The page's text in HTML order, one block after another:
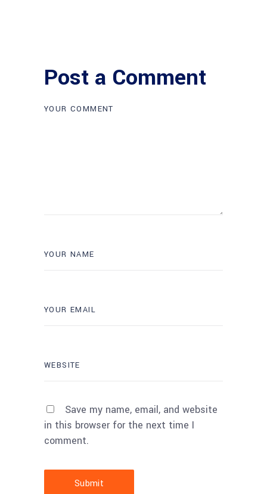
Post a Comment
Save my name, email, and website
in this browser for the next time I
comment.
Submit